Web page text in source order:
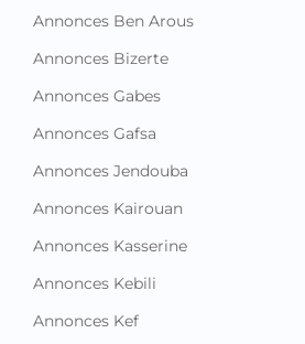
Annonces Ben Arous
Annonces Bizerte
Annonces Gabes
Annonces Gafsa
Annonces Jendouba
Annonces Kairouan
Annonces Kasserine
Annonces Kebili
Annonces Kef